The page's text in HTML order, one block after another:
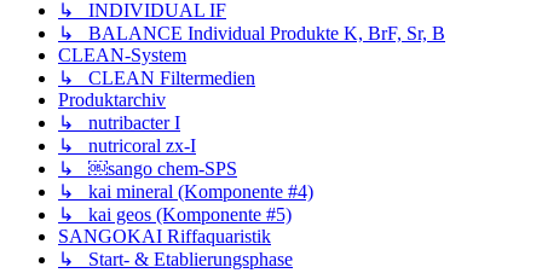
↳ INDIVIDUAL IF
↳ BALANCE Individual Produkte K, BrF, Sr, B
CLEAN-System
↳ CLEAN Filtermedien
Produktarchiv
↳ nutribacter I
↳ nutricoral zx-I
↳ ￼sango chem-SPS
↳ kai mineral (Komponente #4)
↳ kai geos (Komponente #5)
SANGOKAI Riffaquaristik
↳ Start- & Etablierungsphase